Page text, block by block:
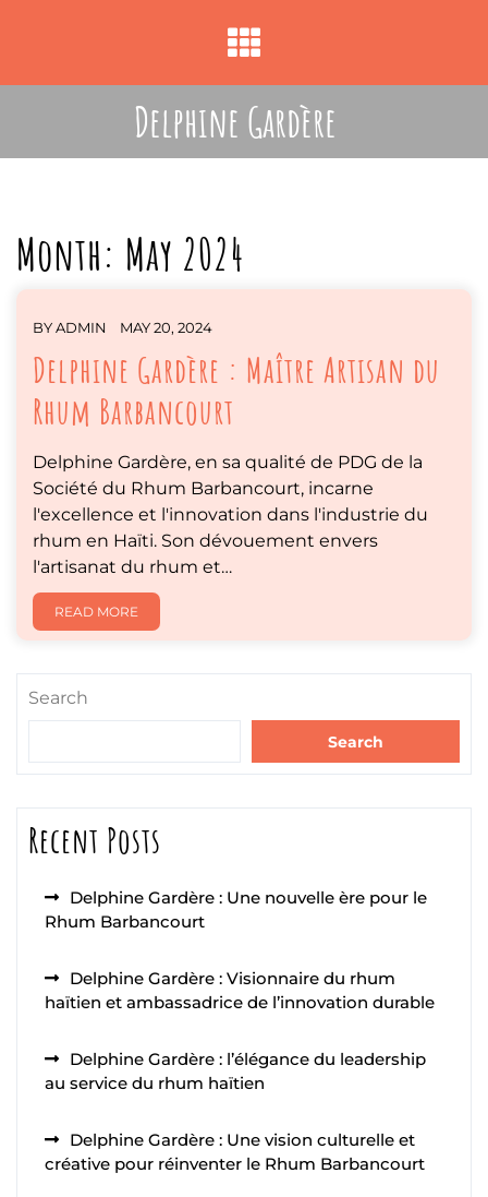
Delphine Gardère
Month: May 2024
BYADMIN MAY 20, 2024
Delphine Gardère : Maître Artisan du
Rhum Barbancourt
Delphine Gardère, en sa qualité de PDG de la
Société du Rhum Barbancourt, incarne
l'excellence et l'innovation dans l'industrie du
rhum en Haïti. Son dévouement envers
l'artisanat du rhum et…
READ MORE
Search
Search
Recent Posts
Delphine Gardère : Une nouvelle ère pour le
Rhum Barbancourt
Delphine Gardère : Visionnaire du rhum
haïtien et ambassadrice de l’innovation durable
Delphine Gardère : l’élégance du leadership
au service du rhum haïtien
Delphine Gardère : Une vision culturelle et
créative pour réinventer le Rhum Barbancourt